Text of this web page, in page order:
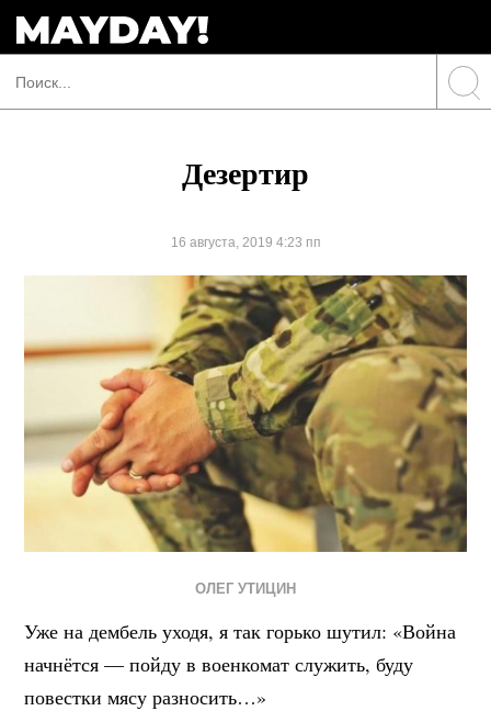
Дезертир
16 августа, 2019 4:23 пп
ОЛЕГ УТИЦИН
Уже на дембель уходя, я так горько шутил: «Война
начнётся — пойду в военкомат служить, буду
повестки мясу разносить…»